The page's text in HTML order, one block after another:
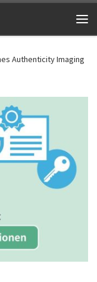
Authenticity Imaging